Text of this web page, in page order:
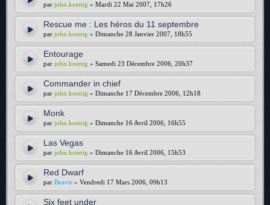
par john.koenig » Mardi 22 Mai 2007, 17h26
Rescue me : Les héros du 11 septembre
par john.koenig » Dimanche 28 Janvier 2007, 18h55
Entourage
par john.koenig » Samedi 23 Décembre 2006, 20h37
Commander in chief
par john.koenig » Dimanche 17 Décembre 2006, 12h18
Monk
par john.koenig » Dimanche 16 Avril 2006, 16h55
Las Vegas
par john.koenig » Dimanche 16 Avril 2006, 15h53
Red Dwarf
par Beavis » Vendredi 17 Mars 2006, 09h13
Six feet under